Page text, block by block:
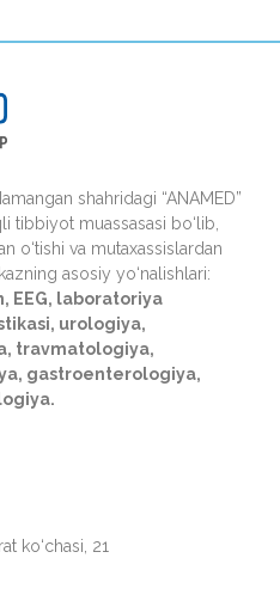
shahridagi “ANAMED”
tibbiyot muassasasi bo‘lib,
o‘tishi va mutaxassislardan
asosiy yo‘nalishlari:
EEG, laboratoriya
urologiya,
travmatologiya,
gastroenterologiya,
ko‘chasi, 21